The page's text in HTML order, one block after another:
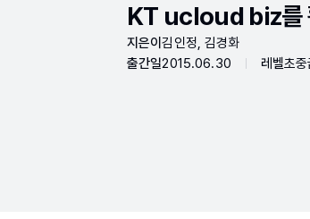
KT ucloud biz를
지은이김인정, 김경화
출간일2015.06.30 레벨초중